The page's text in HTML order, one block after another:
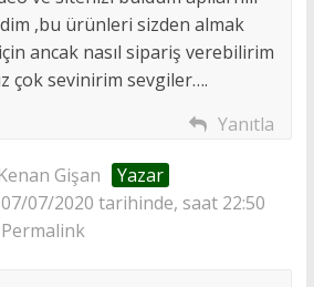
,bu ürünleri sizden almak
ancak nasıl sipariş verebilirim
çok sevinirim sevgiler….
Yanıtla
Gişan
Yazar
07/07/2020 tarihinde, saat 22:50
Permalink